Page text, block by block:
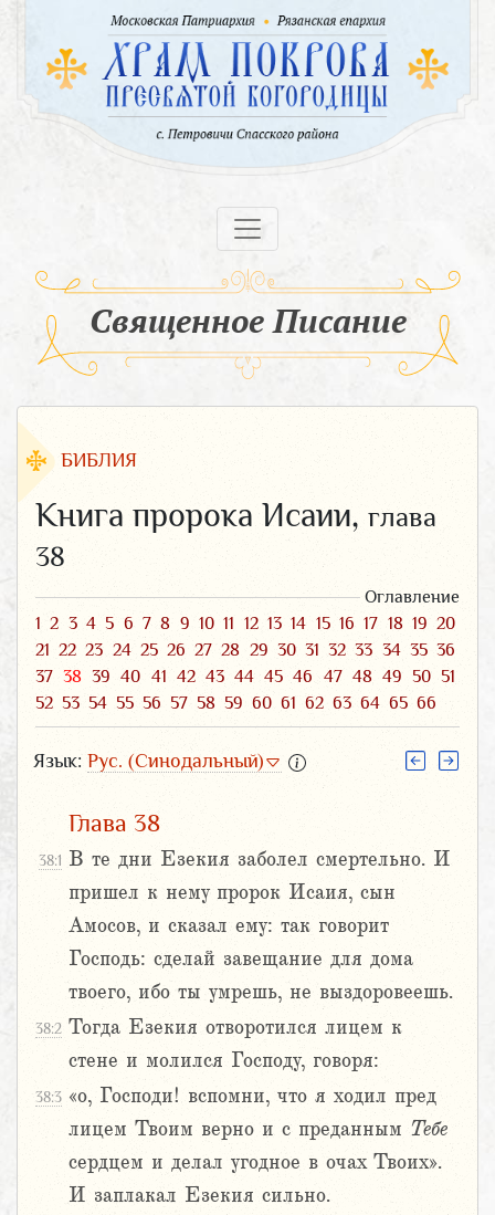
Священное Писание
БИБЛИЯ
Книга пророка Исаии, глава
38
Оглавление
1 2 3 4 5 6 7 8 9 10 11 12 13 14 15 16 17 18 19 20
21 22 23 24 25 26 27 28 29 30 31 32 33 34 35 36
37 38 39 40 41 42 43 44 45 46 47 48 49 50 51
52 53 54 55 56 57 58 59 60 61 62 63 64 65 66
Язык: Рус. (Синодальный)
Глава 38
38:1 В те дни Езекия заболел смертельно. И
пришел к нему пророк Исаия, сын
Амосов, и сказал ему: так говорит
Господь: сделай завещание для дома
твоего, ибо ты умрешь, не выздоровеешь.
38:2 Тогда Езекия отворотился лицем к
стене и молился Господу, говоря:
38:3 «о, Господи! вспомни, что я ходил пред
лицем Твоим верно и с преданным Тебе
сердцем и делал угодное в очах Твоих».
И заплакал Езекия сильно.